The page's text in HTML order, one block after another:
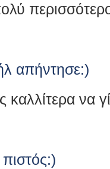
απήντησε:)
να